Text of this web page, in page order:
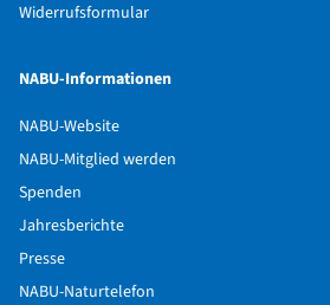
Widerrufsformular
NABU-Informationen
NABU-Website
NABU-Mitglied werden
Spenden
Jahresberichte
Presse
NABU-Naturtelefon